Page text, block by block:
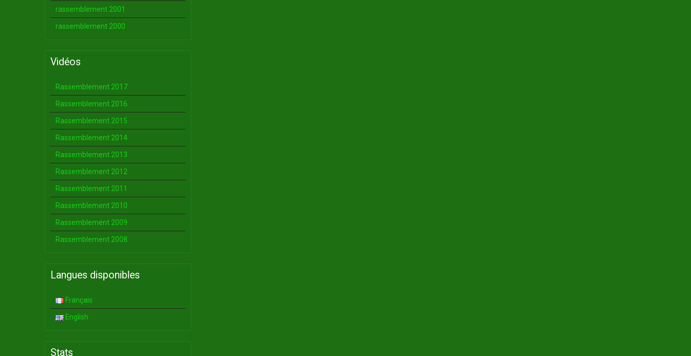
rassemblement 2001
rassemblement 2000
Vidéos
Rassemblement 2017
Rassemblement 2016
Rassemblement 2015
Rassemblement 2014
Rassemblement 2013
Rassemblement 2012
Rassemblement 2011
Rassemblement 2010
Rassemblement 2009
Rassemblement 2008
Langues disponibles
Français
English
Stats